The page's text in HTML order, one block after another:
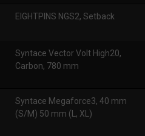
EIGHTPINS NGS2, Setback
Syntace Vector Volt High20,
Carbon, 780 mm
Syntace Megaforce3, 40 mm
(S/M) 50 mm (L, XL)